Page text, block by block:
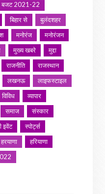
बजट 2021-22
बिहार से
बुलंदशहर
मनोरंज
मनोरंजन
मुख्य खबरे
मुद्दा
राजनीति
राजस्थान
लखनऊ
लाइफस्टाइल
विविध
व्यापार
समाज
संस्कार
इवेंट
स्पोर्ट्स
हरयाणा
हरियाणा